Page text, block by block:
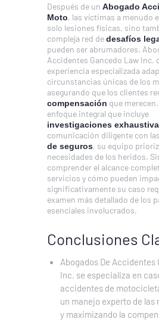
Después de un Abogado
Moto, las víctimas a menudo
solo lesiones físicas, sino
compleja red dedesafíos
pueden ser abrumadores.
Accidentes Gancedo Law Inc.
experiencia especializada
circunstancias únicas de los
asegurando que los clientes
compensación que
enfoque integral que incluye
investigaciones
comunicación diligente con las
de seguros, su equipo
necesidades de los heridos.
comprender el alcance
servicios y cómo pueden
significativamente su caso
examen más detallado de los
esenciales involucrados.
Conclusiones
Abogados De Accidentes
Inc. se especializa en
accidentes de
un manejo experto de
y maximizando la